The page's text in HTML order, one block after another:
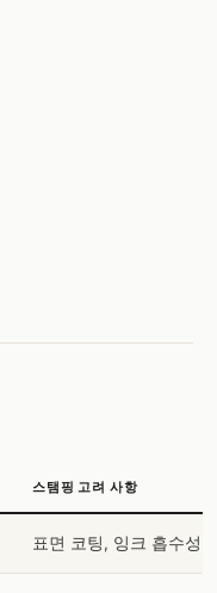
스탬핑 고려 사항
표면 코팅, 잉크 흡수성,